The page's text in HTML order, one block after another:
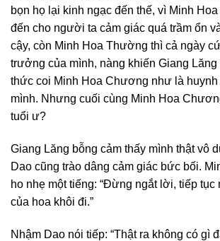
bọn họ lại kinh ngạc đến thế, vì Minh
đến cho người ta cảm giác quá trầm ổn
cậy, còn Minh Hoa Thường thì cả ngày
trưởng của mình, nàng khiến Giang
thức coi Minh Hoa Chương như là
mình. Nhưng cuối cùng Minh Hoa
tuổi ư?
Giang Lăng bỗng cảm thấy mình thật vô
Dao cũng trào dâng cảm giác bức bối.
ho nhẹ một tiếng: “Đừng ngắt lời, tiếp tục
của hoa khôi đi.”
Nhậm Dao nói tiếp: “Thật ra không có gì